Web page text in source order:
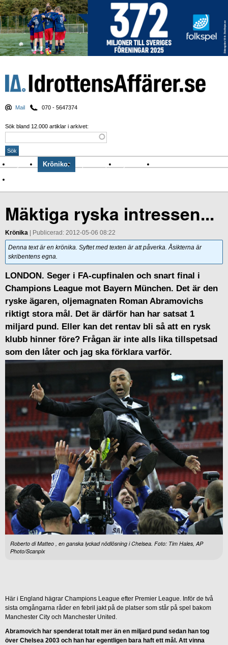
Mail 070 - 5647374
Sök bland 12.000 artiklar i arkivet:
Nyheter Krönikor Sport & spel Nyhetsbrev
Mäktiga ryska intressen...
Krönika | Publicerad: 2012-05-06 08:22
Denna text är en krönika. Syftet med texten är att påverka. Åsikterna är
skribentens egna.
LONDON. Seger i FA-cupfinalen och snart final i
Champions League mot Bayern München. Det är den
ryske ägaren, oljemagnaten Roman Abramovichs
riktigt stora mål. Det är därför han har satsat 1
miljard pund. Eller kan det rentav bli så att en rysk
klubb hinner före? Frågan är inte alls lika tillspetsad
som den låter och jag ska förklara varför.
Roberto di Matteo , en ganska lyckad nödlösning i Chelsea. Foto: Tim Hales, AP
Photo/Scanpix
Här i England hägrar Champions League efter Premier League. Inför de två
sista omgångarna råder en febril jakt på de platser som står på spel bakom
Manchester City och Manchester United.
Abramovich har spenderat totalt mer än en miljard pund sedan han tog
över Chelsea 2003 och han har egentligen bara haft ett mål. Att vinna